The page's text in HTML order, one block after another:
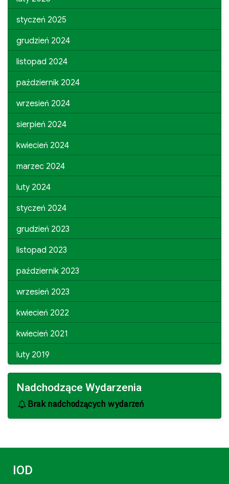
styczeń 2025
grudzień 2024
listopad 2024
październik 2024
wrzesień 2024
sierpień 2024
kwiecień 2024
marzec 2024
luty 2024
styczeń 2024
grudzień 2023
listopad 2023
październik 2023
wrzesień 2023
kwiecień 2022
kwiecień 2021
luty 2019
Nadchodzące Wydarzenia
Brak nadchodzących wydarzeń
IOD